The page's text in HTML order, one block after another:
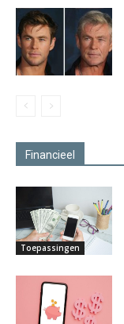
Financieel
Toepassingen